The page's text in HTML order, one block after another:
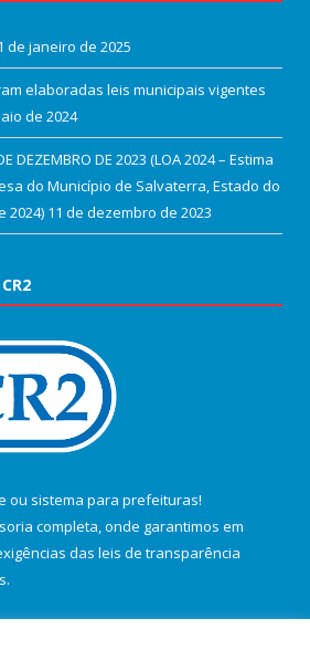
de janeiro de 2025
elaboradas leis municipais vigentes
de 2024
DEZEMBRO DE 2023 (LOA 2024 – Estima
do Município de Salvaterra, Estado do
2024) 11 de dezembro de 2023
ou sistema para prefeituras!
completa, onde garantimos em
das leis de transparência